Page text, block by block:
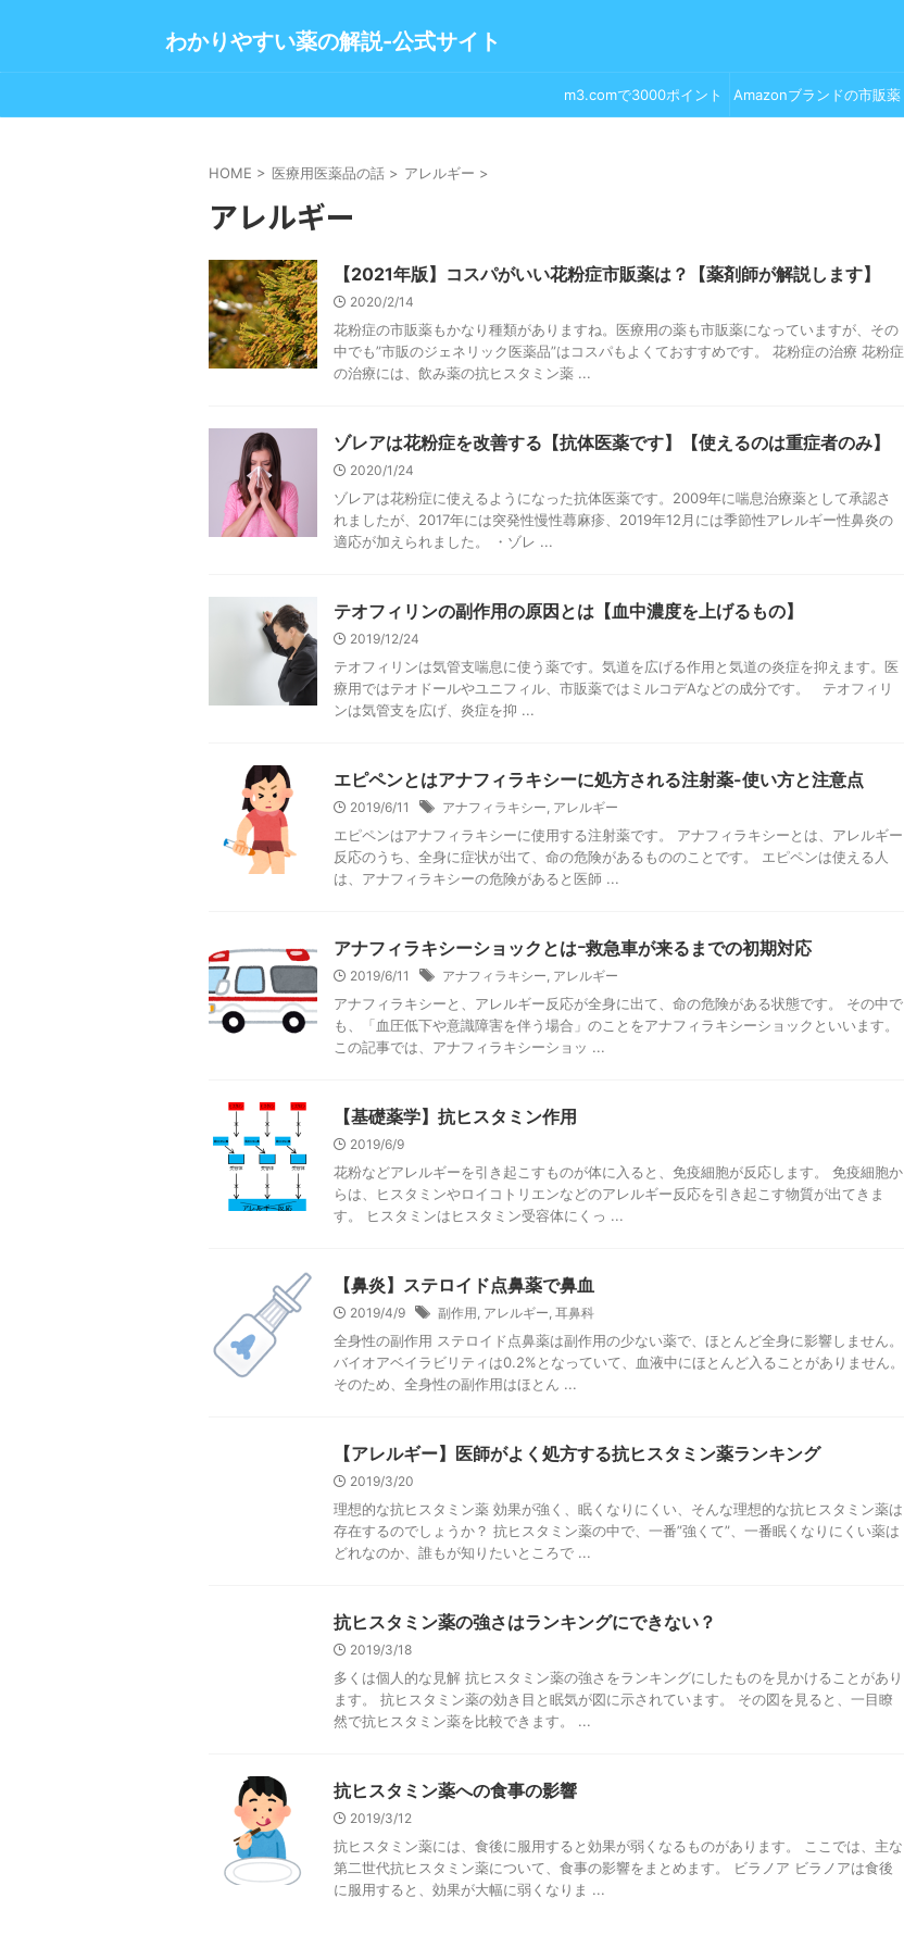
わかりやすい薬の解説-公式サイト
m3.comで3000ポイント Amazonブランドの市販薬
HOME > 医療用医薬品の話 > アレルギー >
アレルギー
【2021年版】コスパがいい花粉症市販薬は？【薬剤師が解説します】
2020/2/14
花粉症の市販薬もかなり種類がありますね。医療用の薬も市販薬になっていますが、その
中でも”市販のジェネリック医薬品”はコスパもよくておすすめです。 花粉症の治療 花粉症
の治療には、飲み薬の抗ヒスタミン薬 ...
ゾレアは花粉症を改善する【抗体医薬です】【使えるのは重症者のみ】
2020/1/24
ゾレアは花粉症に使えるようになった抗体医薬です。2009年に喘息治療薬として承認さ
れましたが、2017年には突発性慢性蕁麻疹、2019年12月には季節性アレルギー性鼻炎の
適応が加えられました。 ・ゾレ ...
テオフィリンの副作用の原因とは【血中濃度を上げるもの】
2019/12/24
テオフィリンは気管支喘息に使う薬です。気道を広げる作用と気道の炎症を抑えます。医
療用ではテオドールやユニフィル、市販薬ではミルコデAなどの成分です。 テオフィリ
ンは気管支を広げ、炎症を抑 ...
エピペンとはアナフィラキシーに処方される注射薬-使い方と注意点
2019/6/11 アナフィラキシー, アレルギー
エピペンはアナフィラキシーに使用する注射薬です。 アナフィラキシーとは、アレルギー
反応のうち、全身に症状が出て、命の危険があるもののことです。 エピペンは使える人
は、アナフィラキシーの危険があると医師 ...
アナフィラキシーショックとはｰ救急車が来るまでの初期対応
2019/6/11 アナフィラキシー, アレルギー
アナフィラキシーと、アレルギー反応が全身に出て、命の危険がある状態です。 その中で
も、「血圧低下や意識障害を伴う場合」のことをアナフィラキシーショックといいます。
この記事では、アナフィラキシーショッ ...
【基礎薬学】抗ヒスタミン作用
2019/6/9
花粉などアレルギーを引き起こすものが体に入ると、免疫細胞が反応します。 免疫細胞か
らは、ヒスタミンやロイコトリエンなどのアレルギー反応を引き起こす物質が出てきま
す。 ヒスタミンはヒスタミン受容体にくっ ...
【鼻炎】ステロイド点鼻薬で鼻血
2019/4/9 副作用, アレルギー, 耳鼻科
全身性の副作用 ステロイド点鼻薬は副作用の少ない薬で、ほとんど全身に影響しません。
バイオアベイラビリティは0.2%となっていて、血液中にほとんど入ることがありません。
そのため、全身性の副作用はほとん ...
【アレルギー】医師がよく処方する抗ヒスタミン薬ランキング
2019/3/20
理想的な抗ヒスタミン薬 効果が強く、眠くなりにくい、そんな理想的な抗ヒスタミン薬は
存在するのでしょうか？ 抗ヒスタミン薬の中で、一番”強くて”、一番眠くなりにくい薬は
どれなのか、誰もが知りたいところで ...
抗ヒスタミン薬の強さはランキングにできない？
2019/3/18
多くは個人的な見解 抗ヒスタミン薬の強さをランキングにしたものを見かけることがあり
ます。 抗ヒスタミン薬の効き目と眠気が図に示されています。 その図を見ると、一目瞭
然で抗ヒスタミン薬を比較できます。 ...
抗ヒスタミン薬への食事の影響
2019/3/12
抗ヒスタミン薬には、食後に服用すると効果が弱くなるものがあります。 ここでは、主な
第二世代抗ヒスタミン薬について、食事の影響をまとめます。 ビラノア ビラノアは食後
に服用すると、効果が大幅に弱くなりま ...